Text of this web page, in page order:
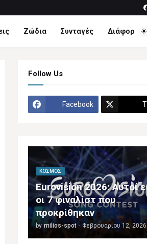
Ζώδια Συνταγές Διάφορα
Follow Us
Facebook
ΚΌΣΜΟΣ
Eurovision 2026: Αυτοί
οι 7 φιναλίστ που
προκρίθηκαν
by milios-spot - Φεβρουαρίου 12, 2026